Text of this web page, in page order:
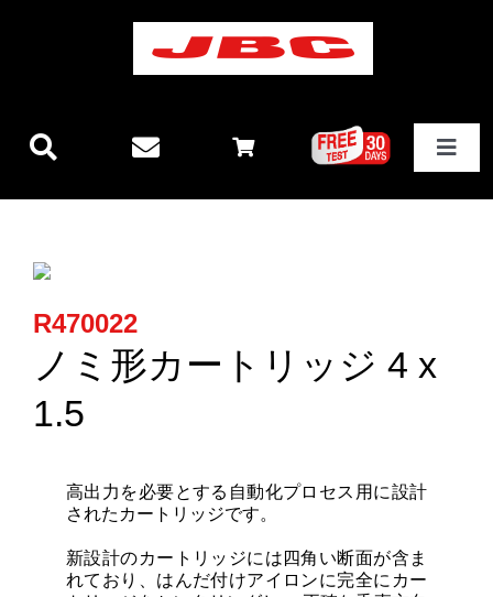
Toggle
JBCテクノロジー
新製品情報
ステーション
その他製品
カートリッジとこて先
サポート
R470022
ノミ形カートリッジ 4 x
1.5
高出力を必要とする自動化プロセス 用に設計
されたカートリッジです。
新設計のカートリッジには 四角い断面が含ま
れて おり、はんだ付けアイロンに完全にカー